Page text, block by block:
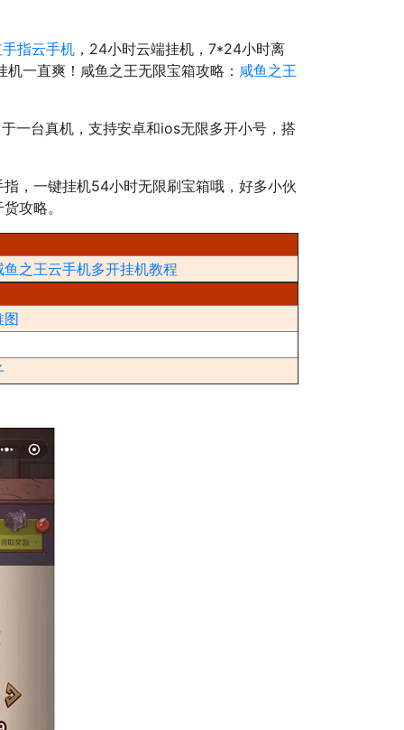
指云手机 ，24小时云端挂机，7*24小时离
一直爽！咸鱼之王无限宝箱攻略： 咸鱼之王
一台真机，支持安卓和ios无限多开小号，搭
，一键挂机54小时无限刷宝箱哦，好多小伙
攻略。
之王云手机多开挂机教程
图